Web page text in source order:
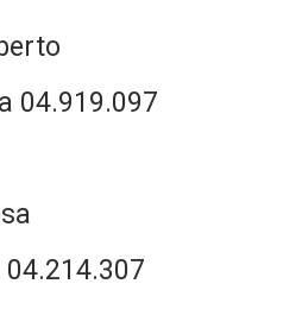
04.919.097
04.214.307